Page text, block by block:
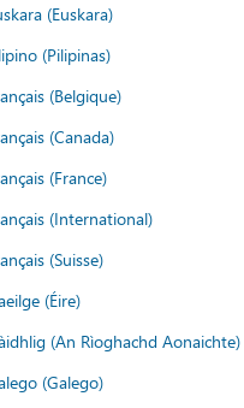
(Euskara)
(Pilipinas)
(Belgique)
(Canada)
(France)
(International)
(Suisse)
(Éire)
(An Rìoghachd Aonaichte)
(Galego)